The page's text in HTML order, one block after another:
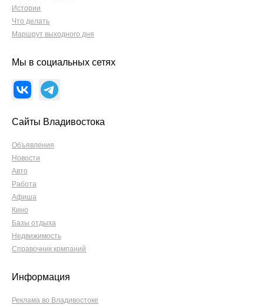
Истории
Что делать
Маршрут выходного дня
Мы в социальных сетях
Сайты Владивостока
Объявления
Новости
Авто
Работа
Афиша
Кино
Базы отдыха
Недвижимость
Справочник компаний
Информация
Реклама во Владивостоке